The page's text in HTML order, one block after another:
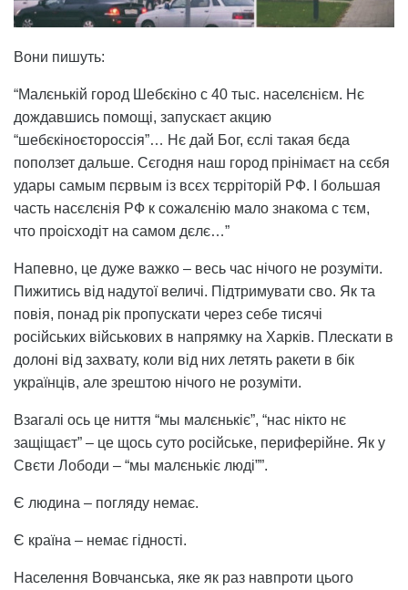
Вони пишуть:
“Малєнькій город Шебєкіно с 40 тыс. населєнієм. Нє
дождавшись помощі, запускаєт акцию
“шебєкіноєтороссія”… Нє дай Бог, єслі такая бєда
поползет дальше. Сєгодня наш город прінімаєт на сєбя
удары самым пєрвым із всєх тєрріторій РФ. І большая
часть насєлєнія РФ к сожалєнію мало знакома с тєм,
что проісходіт на самом дєлє…”
Напевно, це дуже важко – весь час нічого не розуміти.
Пижитись від надутої величі. Підтримувати сво. Як та
повія, понад рік пропускати через себе тисячі
російських військових в напрямку на Харків. Плескати в
долоні від захвату, коли від них летять ракети в бік
українців, але зрештою нічого не розуміти.
Взагалі ось це ниття “мы малєнькіє”, “нас нікто нє
защіщаєт” – це щось суто російське, периферійне. Як у
Свєти Лободи – “мы малєнькіє люді””.
Є людина – погляду немає.
Є країна – немає гідності.
Населення Вовчанська, яке як раз навпроти цього